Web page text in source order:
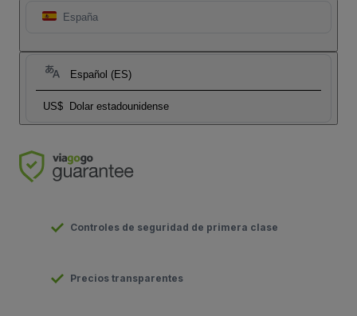
España
Español (ES)
US$ Dolar estadounidense
Controles de seguridad de primera clase
Precios transparentes